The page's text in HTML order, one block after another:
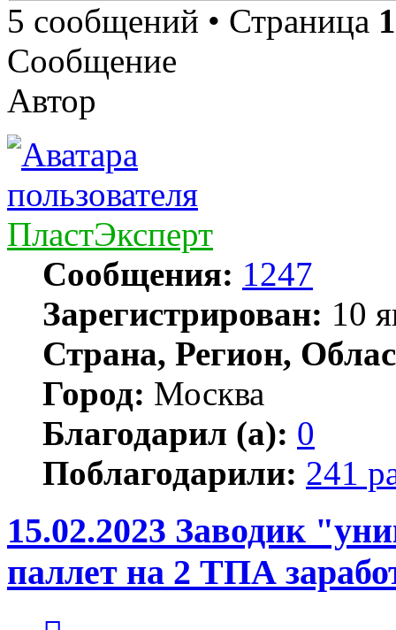
5 сообщений • Страница 1
Сообщение
Автор
ПластЭксперт
Сообщения: 1247
Зарегистрирован: 10
Страна, Регион,
Город: Москва
Благодарил (а): 0
Поблагодарили: 241
15.02.2023 Заводик
паллет на 2 ТПА